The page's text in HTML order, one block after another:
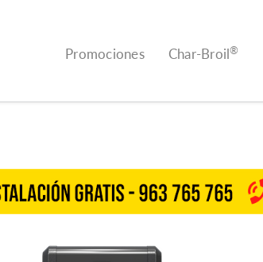
Promociones Char-Broil®